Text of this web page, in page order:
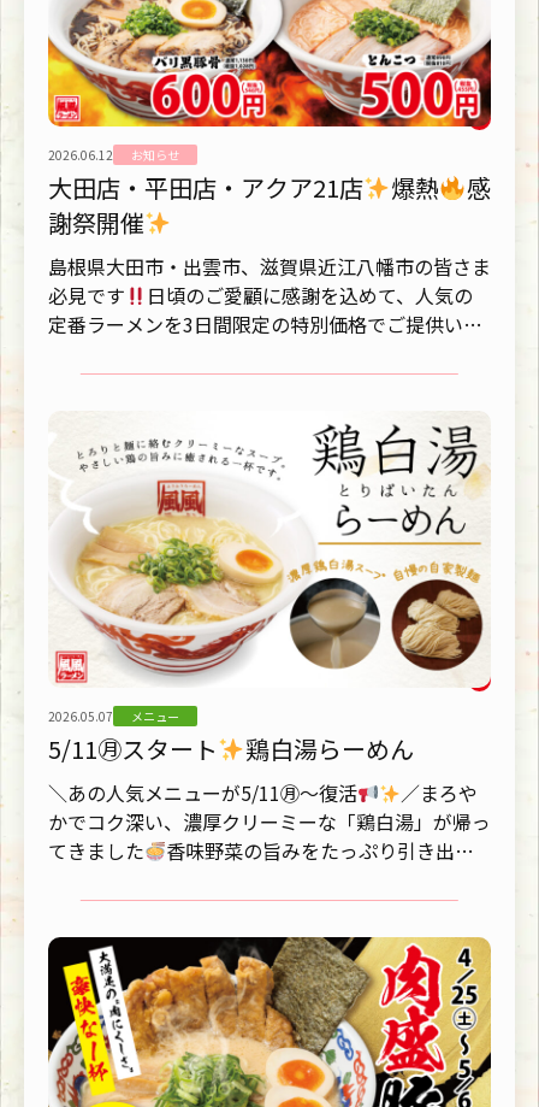
2026.06.12 お知らせ
大田店・平田店・アクア21店 爆熱
感
謝祭開催
島根県大田市・出雲市、滋賀県近江八幡市の皆さま
必見です
日頃のご愛顧に感謝を込めて、人気の
定番ラーメンを3日間限定の特別価格でご提供いた
2026.05.07 メニュー
5/11㊊スタート 鶏白湯らーめん
＼あの人気メニューが5/11㊊～復活
／まろや
かでコク深い、濃厚クリーミーな「鶏白湯」が帰っ
てきました
香味野菜の旨みをたっぷり引き出し